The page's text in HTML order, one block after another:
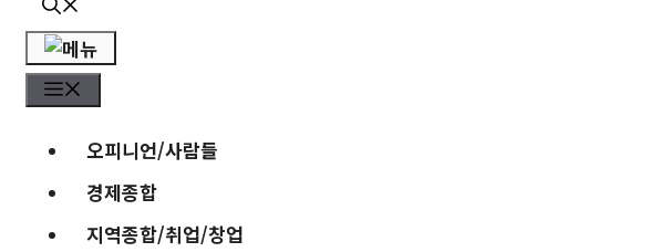
메
뉴
뉴
오피니언/사람들
경제종합
지역종합/취업/창업